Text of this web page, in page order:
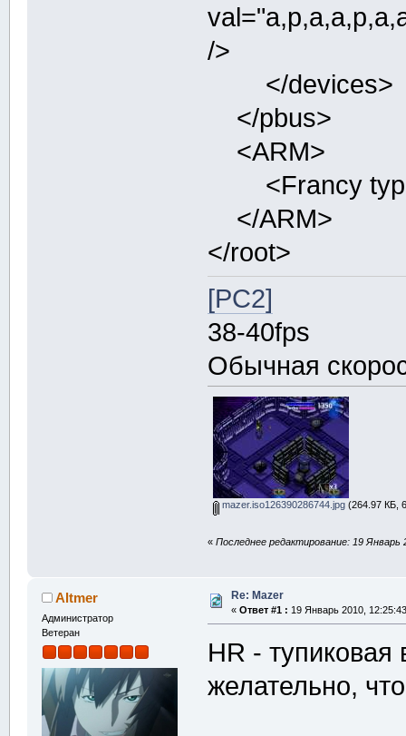
/>
</devices>
</pbus>
<ARM>
<Francy
</ARM>
</root>
[PC2]
38-40fps
Обычная
mazer.iso126390286744.jpg(264.97 КБ,
«Последнее редактирование: 19 Январь
Altmer
Администратор
Ветеран
Re: Mazer
« Ответ #1 : 19 Январь 2010,
HR - тупиковая
желательно,